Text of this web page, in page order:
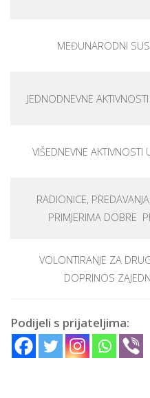
MEĐUNARODNI
JEDNODNEVNE
VIŠEDNEVNE AKTIVNOSTI
RADIONICE,
PRIMJERIMA DOBRE
VOLONTIRANJE ZA
DOPRINOS
Podijeli s prijateljima: